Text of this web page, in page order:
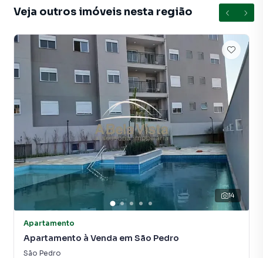
Na A Bela Vista Imóveis você consegue vender ou alugar
tradicionais. Já vendemos e locamos diversos imóveis em
Osasco, especialmente em São Pedro. Isso porque temos
uma equipe de marketing digital focada em produzir
campanhas específicas para Osasco, o que aumenta muito
o número de contatos interessados e tendo como
consequência uma maior chance de vender ou alugar seu
imóvel mais rápido. Contamos também com um time de
programadores, corretores treinados e uma central de
atendimento preparada para atender proprietários e
inquilinos.
Veja outros imóveis nesta região
14
Apartamento
Apartamento à Venda em São Pedro
São Pedro